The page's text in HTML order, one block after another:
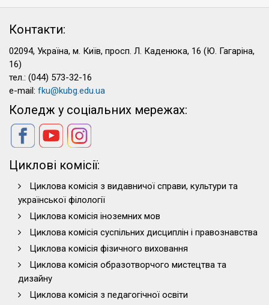
Контакти:
02094, Україна, м. Київ, просп. Л. Каденюка, 16 (Ю. Гагаріна,
16)
тел.: (044) 573-32-16
e-mail: fku@kubg.edu.ua
Коледж у соціальних мережах:
Циклові комісії:
Циклова комісія з видавничої справи, культури та
української філології
Циклова комісія іноземних мов
Циклова комісія суспільних дисциплін і правознавства
Циклова комісія фізичного виховання
Циклова комісія образотворчого мистецтва та
дизайну
Циклова комісія з педагогічної освіти